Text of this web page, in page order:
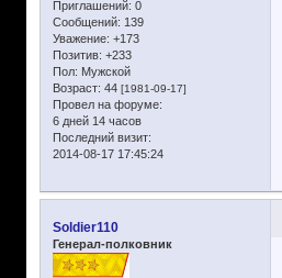
Приглашений: 0
Сообщений: 139
Уважение: +173
Позитив: +233
Пол: Мужской
Возраст: 44 [1981-09-17]
Провел на форуме:
6 дней 14 часов
Последний визит:
2014-08-17 17:45:24
Soldier110
Генерал-полковник